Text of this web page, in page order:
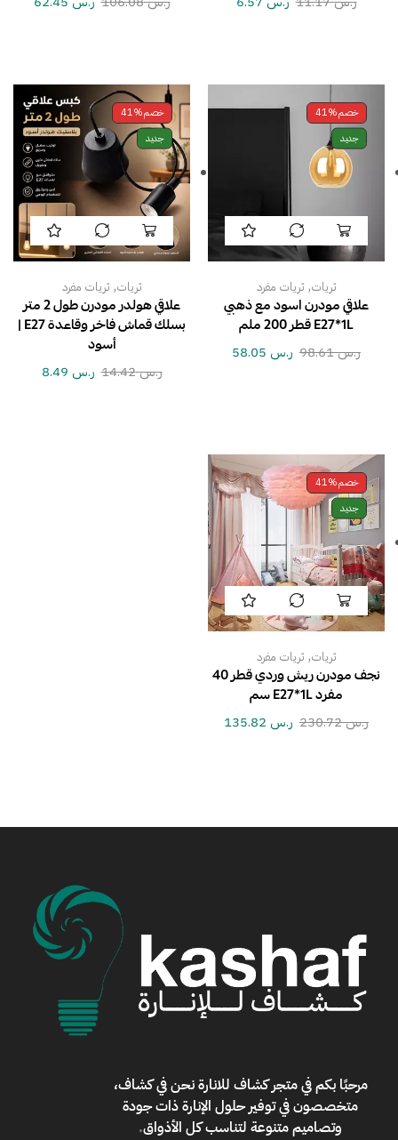
خصم41%
جديد
ثريات, ثريات مفرد
علاقي مودرن اسود مع ذهبي
E27*1L قطر 200 ملم
ر.س98.61 ر.س
خصم41%
جديد
ثريات, ثريات مفرد
علاقي هولدر مودرن طول 2 متر
بسلك قماش فاخر وقاعدة E27 |
أسود
ر.س14.42 ر.س
خصم41%
جديد
ثريات, ثريات مفرد
نجف مودرن ريش وردي قطر 40
مفرد E27*1L سم
ر.س230.72 ر.س
مرحبًا بكم فيمتجر كشاف للانارةنحن في كشاف،
متخصصون في توفير حلول الإنارة ذات جودة
وتصاميم متنوعة لتناسب كل الأذواق.